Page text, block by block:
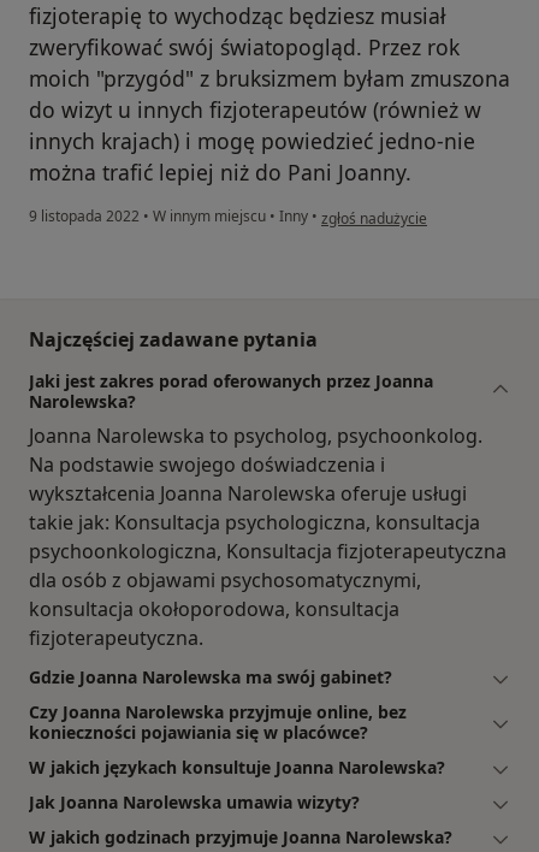
• terapia onkologiczna,
• terapia stomatologiczna,
• terapia przeciwobrzękowa.
fizjoterapię to wychodząc będziesz musiał
zweryfikować swój światopogląd. Przez rok
moich "przygód" z bruksizmem byłam zmuszona
do wizyt u innych fizjoterapeutów (również w
innych krajach) i mogę powiedzieć jedno-nie
można trafić lepiej niż do Pani Joanny.
9 listopada 2022 • W innym miejscu • Inny • w opinii użytkownika JRM
zgłoś nadużycie
Najczęściej zadawane pytania
Jaki jest zakres porad oferowanych przez Joanna
Narolewska?
Joanna Narolewska to psycholog, psychoonkolog.
Na podstawie swojego doświadczenia i
wykształcenia Joanna Narolewska oferuje usługi
takie jak: Konsultacja psychologiczna, konsultacja
psychoonkologiczna, Konsultacja fizjoterapeutyczna
dla osób z objawami psychosomatycznymi,
konsultacja okołoporodowa, konsultacja
fizjoterapeutyczna.
Gdzie Joanna Narolewska ma swój gabinet?
Czy Joanna Narolewska przyjmuje online, bez
konieczności pojawiania się w placówce?
W jakich językach konsultuje Joanna Narolewska?
Jak Joanna Narolewska umawia wizyty?
W jakich godzinach przyjmuje Joanna Narolewska?